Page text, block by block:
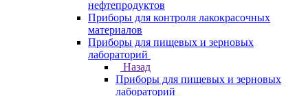
нефтепродуктов
Приборы для контроля лакокрасочных
материалов
Приборы для пищевых и зерновых
лабораторий
Назад
Приборы для пищевых и зерновых
лабораторий